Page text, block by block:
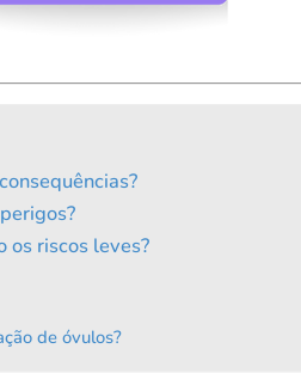
os riscos leves?
de óvulos?